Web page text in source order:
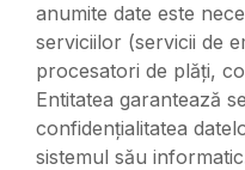
anumite date este
serviciilor (servicii de
procesatori de plăți,
Entitatea garantează
confidențialitatea
sistemul său